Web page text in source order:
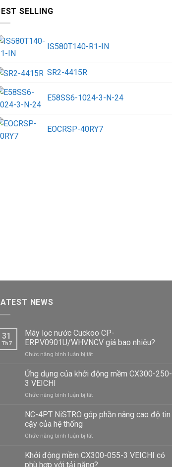
SELLING
IS580T140-R1-IN
SR2-4415R
E58SS6-1024-3-N-24
EOCRSP-40RY7
NEWS
31
Th7
Máy lọc nước Cuckoo CP-
ERPV0901U/WHVNCV giá bao nhiêu?
Chức năng bình luận bị tắtở
lọc
nước
CP-
giá
Ứng dụng của khởi động mềm CX300-250-
3 VEICHI
Chức năng bình luận bị tắtở
dụng
của
động
CX300-
250-
NC-4PT NiSTRO góp phần nâng cao độ tin
cậy của hệ thống
Chức năng bình luận bị tắtở
4PT
NiSTRO
Khởi động mềm CX300-055-3 VEICHI có
phù hợp với tải nặng?